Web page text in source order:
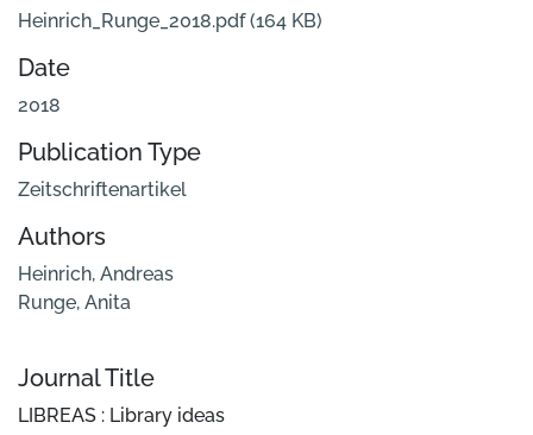
Heinrich_Runge_2018.pdf(164 KB)
Date
2018
Publication Type
Zeitschriftenartikel
Authors
Heinrich, Andreas
Runge, Anita
Journal Title
LIBREAS : Library ideas